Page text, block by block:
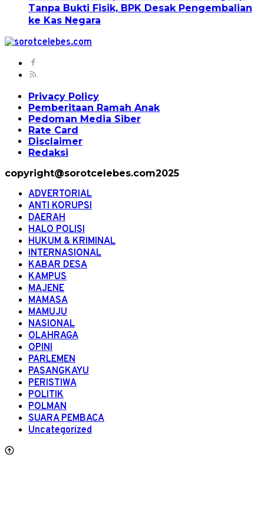
Tanpa Bukti Fisik, BPK Desak Pengembalian
ke Kas Negara
Privacy Policy
Pemberitaan Ramah Anak
Pedoman Media Siber
Rate Card
Disclaimer
Redaksi
copyright@sorotcelebes.com2025
ADVERTORIAL
ANTI KORUPSI
DAERAH
HALO POLISI
HUKUM & KRIMINAL
INTERNASIONAL
KABAR DESA
KAMPUS
MAJENE
MAMASA
MAMUJU
NASIONAL
OLAHRAGA
OPINI
PARLEMEN
PASANGKAYU
PERISTIWA
POLITIK
POLMAN
SUARA PEMBACA
Uncategorized